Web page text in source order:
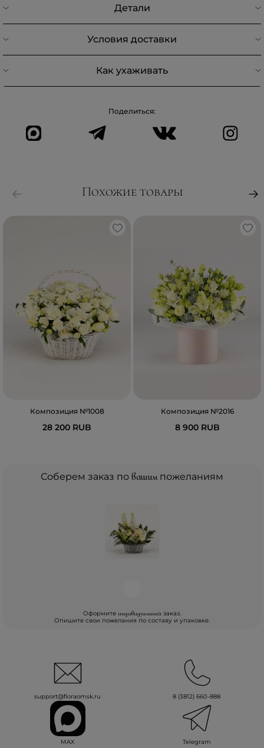
Детали
Условия доставки
Как ухаживать
Поделиться:
Похожие товары
Композиция №1008
28 200 RUB
Композиция №2016
8 900 RUB
Соберем заказ по вашим пожеланиям
Оформите индивидуальный заказ.
Опишите свои пожелания по составу и упаковке.
support@floraomsk.ru 8 (3812) 660-888
MAX Telegram